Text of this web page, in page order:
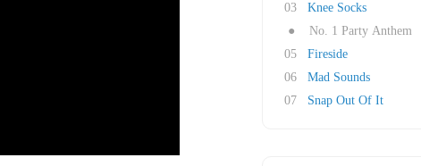
03
Knee Socks
●
No. 1 Party Anthem
05
Fireside
06
Mad Sounds
07
Snap Out Of It